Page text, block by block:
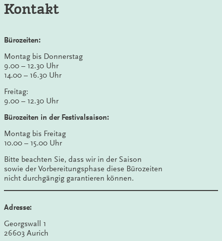
Kontakt
Bürozeiten:
Montag bis Donnerstag
9.00 – 12.30 Uhr
14.00 – 16.30 Uhr
Freitag:
9.00 – 12.30 Uhr
Bürozeiten in der Festivalsaison:
Montag bis Freitag
10.00 – 15.00 Uhr
Bitte beachten Sie, dass wir in der Saison
sowie der Vorbereitungsphase diese Bürozeiten
nicht durchgängig garantieren können.
Adresse:
Georgswall 1
26603 Aurich